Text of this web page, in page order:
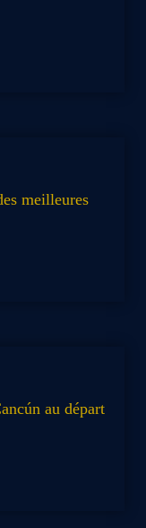
meilleures
au départ